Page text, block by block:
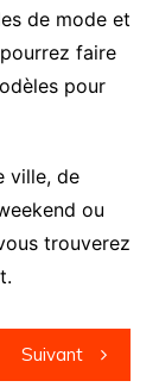
de mode et
faire
pour
ville, de
ou
trouverez
Suivant